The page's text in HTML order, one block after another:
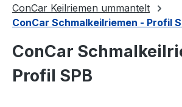
ConCar Keilriemen ummantelt
ConCar Schmalkeilriemen - Profil
ConCar
Profil SPB